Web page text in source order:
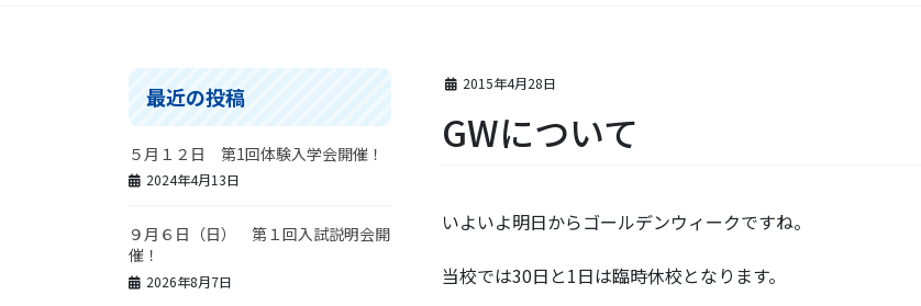
2015年4月28日
GWについて
いよいよ明日からゴールデンウィークですね。
当校では30日と1日は臨時休校となります。
最近の投稿
５月１２日 第1回体験入学会開催！
2024年4月13日
９月６日（日） 第１回入試説明会開
催！
2026年8月7日